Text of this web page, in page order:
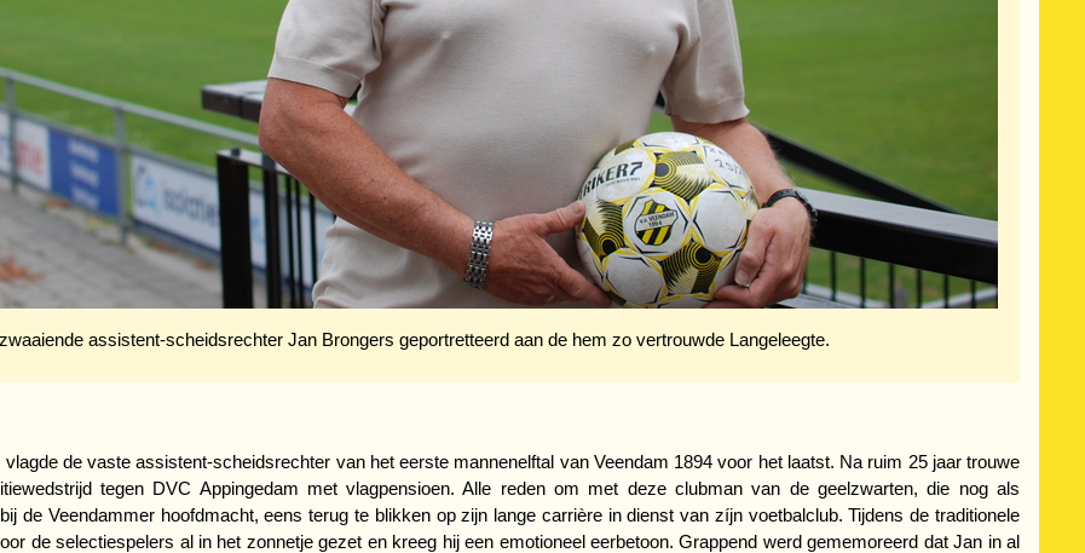
assistent-scheidsrechter Jan Brongers geportretteerd aan de hem zo vertrouwde Langeleegte.
de vaste assistent-scheidsrechter van het eerste mannenelftal van Veendam 1894 voor het laatst. Na ruim 25 jaar trouwe
tegen DVC Appingedam met vlagpensioen. Alle reden om met deze clubman van de geelzwarten, die nog als
de Veendammer hoofdmacht, eens terug te blikken op zijn lange carrière in dienst van zíjn voetbalclub. Tijdens de traditionele
de selectiespelers al in het zonnetje gezet en kreeg hij een emotioneel eerbetoon. Grappend werd gememoreerd dat Jan in al